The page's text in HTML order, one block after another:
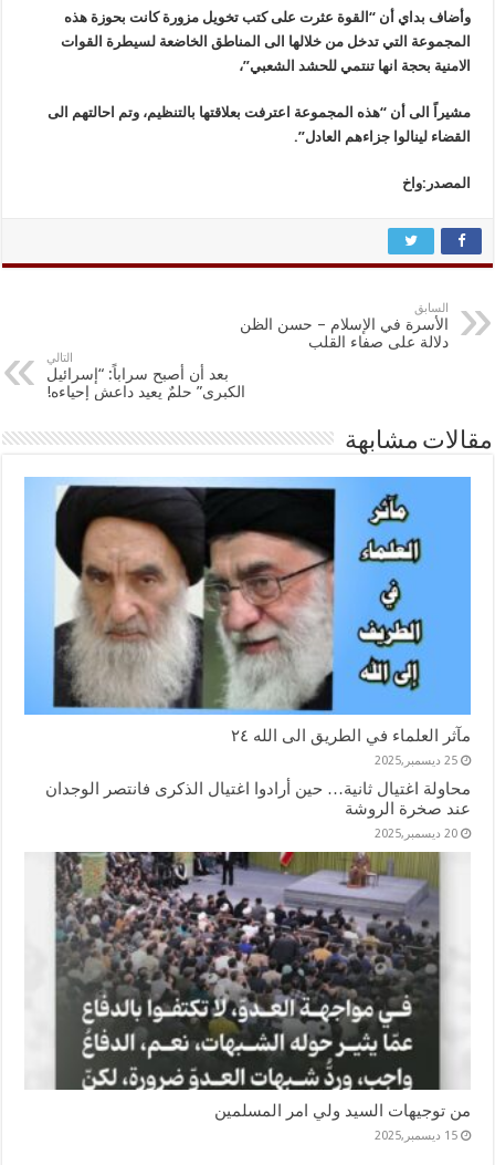
وأضاف بداي أن “القوة عثرت على كتب تخويل مزورة كانت بحوزة هذه
المجموعة التي تدخل من خلالها الى المناطق الخاضعة لسيطرة القوات
الامنية بحجة انها تنتمي للحشد الشعبي”،
مشيراً الى أن “هذه المجموعة اعترفت بعلاقتها بالتنظيم، وتم احالتهم الى
القضاء لينالوا جزاءهم العادل”.
المصدر:واخ
السابق
الأسرة في الإسلام – حسن الظن
دلالة على صفاء القلب
التالي
بعد أن أصبح سراباً: “إسرائيل
الكبرى” حلمٌ يعيد داعش إحياءه!
مقالات مشابهة
مآثر العلماء في الطريق الى الله ٢٤
25 ديسمبر,2025
محاولة اغتيال ثانية… حين أرادوا اغتيال الذكرى فانتصر الوجدان
عند صخرة الروشة
20 ديسمبر,2025
من توجيهات السيد ولي امر المسلمين
15 ديسمبر,2025